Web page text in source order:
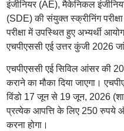
इंजीनियर (AE), मैकेनिकल
(SDE) की संयुक्त स्क्रीनिंग
परीक्षा में उपस्थित हुए अभ्यर्थी
एचपीएससी एई उत्तर कुंजी 2026
एचपीएससी एई सिविल आंसर की
कराने का मौका दिया जाएगा।
विंडो 17 जून से 19 जून, 2026
प्रत्येक आपत्ति के लिए 250 रुपये
करना होगा।